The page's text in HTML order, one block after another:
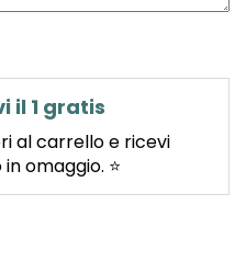
il 1 gratis
al carrello e ricevi
omaggio. ⭐